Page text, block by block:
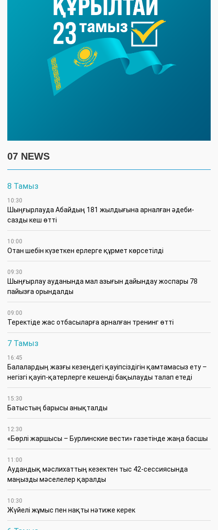
07 NEWS
8 Тамыз
10:30
Шыңғырлауда Абайдың 181 жылдығына арналған әдеби-
сазды кеш өтті
10:00
Отан шебін күзеткен ерлерге құрмет көрсетілді
09:30
​Шыңғырлау ауданында мал азығын дайындау жоспары 78
пайызға орындалды
09:00
​Теректіде жас отбасыларға арналған тренинг өтті
7 Тамыз
16:45
Балалардың жазғы кезеңдегі қауіпсіздігін қамтамасыз ету –
негізгі қауіп-қатерлерге кешенді бақылауды талап етеді
15:30
Батыстың барысы анықталды
12:30
«Бөрлі жаршысы – Бурлинские вести» газетінде жаңа басшы
11:00
Аудандық мәслихаттың кезектен тыс 42-сессиясында
маңызды мәселелер қаралды
10:30
Жүйелі жұмыс пен нақты нәтиже керек